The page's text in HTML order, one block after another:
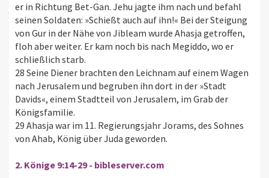
er in Richtung Bet-Gan. Jehu jagte ihm nach und befahl
seinen Soldaten: »Schießt auch auf ihn!« Bei der Steigung
von Gur in der Nähe von Jibleam wurde Ahasja getroffen,
floh aber weiter. Er kam noch bis nach Megiddo, wo er
schließlich starb.
28 Seine Diener brachten den Leichnam auf einem Wagen
nach Jerusalem und begruben ihn dort in der »Stadt
Davids«, einem Stadtteil von Jerusalem, im Grab der
Königsfamilie.
29 Ahasja war im 11. Regierungsjahr Jorams, des Sohnes
von Ahab, König über Juda geworden.
2. Könige 9:14-29 - bibleserver.com